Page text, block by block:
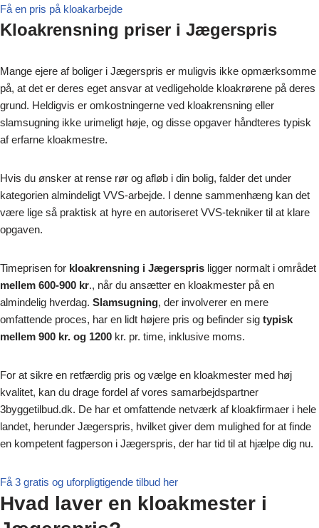
Få en pris på kloakarbejde
Kloakrensning priser i Jægerspris
Mange ejere af boliger i Jægerspris er muligvis ikke opmærksomme
på, at det er deres eget ansvar at vedligeholde kloakrørene på deres
grund. Heldigvis er omkostningerne ved kloakrensning eller
slamsugning ikke urimeligt høje, og disse opgaver håndteres typisk
af erfarne kloakmestre.
Hvis du ønsker at rense rør og afløb i din bolig, falder det under
kategorien almindeligt VVS-arbejde. I denne sammenhæng kan det
være lige så praktisk at hyre en autoriseret VVS-tekniker til at klare
opgaven.
Timeprisen for kloakrensning i Jægerspris ligger normalt i området
mellem 600-900 kr., når du ansætter en kloakmester på en
almindelig hverdag. Slamsugning, der involverer en mere
omfattende proces, har en lidt højere pris og befinder sig typisk
mellem 900 kr. og 1200 kr. pr. time, inklusive moms.
For at sikre en retfærdig pris og vælge en kloakmester med høj
kvalitet, kan du drage fordel af vores samarbejdspartner
3byggetilbud.dk. De har et omfattende netværk af kloakfirmaer i hele
landet, herunder Jægerspris, hvilket giver dem mulighed for at finde
en kompetent fagperson i Jægerspris, der har tid til at hjælpe dig nu.
Få 3 gratis og uforpligtigende tilbud her
Hvad laver en kloakmester i